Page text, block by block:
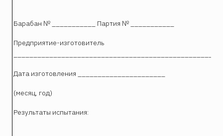
Барабан № ___________ Партия № ___________
Предприятие-изготовитель
Дата изготовления ______________________
(месяц, год)
Результаты испытания: